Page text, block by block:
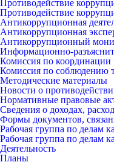
Противодействие
Противодействие
Антикоррупционная
Антикоррупционная
Антикоррупционный
Информационно-
Комиссия по
Комиссия по соблюдению
Методические материалы
Новости о
Нормативные правовые
Сведения о доходах,
Формы документов,
Рабочая группа по делам
Рабочая группа по делам
Деятельность
Планы